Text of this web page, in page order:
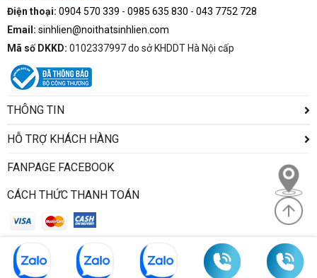
Điện thoại: 0904 570 339 - 0985 635 830 - 043 7752 728
Email: sinhlien@noithatsinhlien.com
Mã số DKKD: 0102337997 do sở KHDDT Hà Nội cấp
THÔNG TIN
HỖ TRỢ KHÁCH HÀNG
FANPAGE FACEBOOK
CÁCH THỨC THANH TOÁN
Copyright © 2021 noithatvanphonggiare.com | Công ty TNHH Nội
thất Sinh Liên. All Rights Reserved. Thiết kế bởi Hurasoft